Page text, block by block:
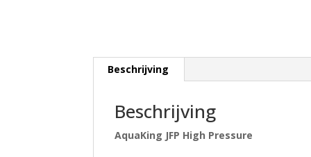
Beschrijving
Beschrijving
AquaKing JFP High Pressure